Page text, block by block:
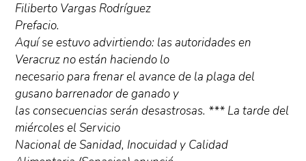
Filiberto Vargas Rodríguez
Prefacio.
Aquí se estuvo advirtiendo: las autoridades en
Veracruz no están haciendo lo
necesario para frenar el avance de la plaga del
gusano barrenador de ganado y
las consecuencias serán desastrosas. *** La tarde del
miércoles el Servicio
Nacional de Sanidad, Inocuidad y Calidad